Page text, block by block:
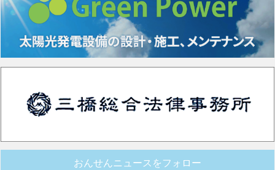
おんせんニュースをフォロー